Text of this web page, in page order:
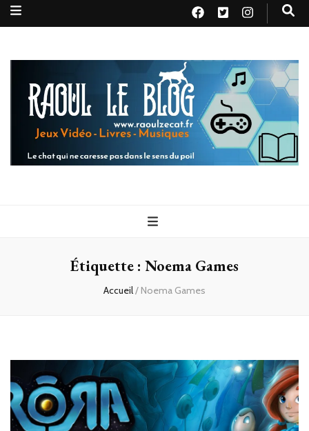
Raoul le
blog
Étiquette : Noema Games
Accueil/ Noema Games